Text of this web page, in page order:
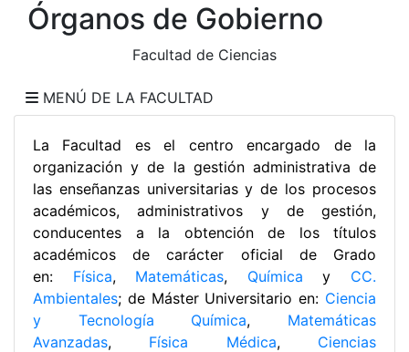
Órganos de Gobierno
Facultad de Ciencias
MENÚ DE LA FACULTAD
La Facultad es el centro encargado de la
organización y de la gestión administrativa de
las enseñanzas universitarias y de los procesos
académicos, administrativos y de gestión,
conducentes a la obtención de los títulos
académicos de carácter oficial de Grado
en: Física, Matemáticas, Química y CC.
Ambientales; de Máster Universitario en: Ciencia
y Tecnología Química, Matemáticas
Avanzadas, Física Médica, Ciencias